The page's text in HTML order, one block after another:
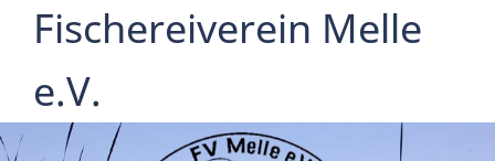
Fischereiverein Melle
e.V.